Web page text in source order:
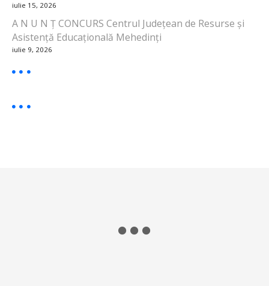
iulie 15, 2026
A N U N Ț CONCURS Centrul Județean de Resurse și
Asistență Educațională Mehedinți
iulie 9, 2026